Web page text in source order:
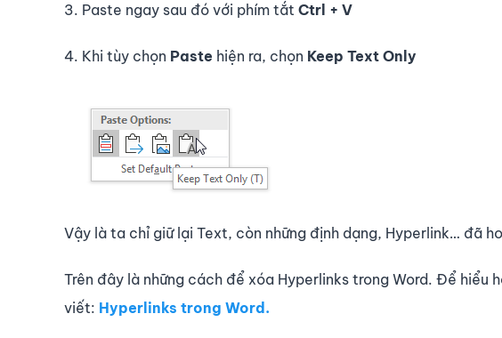
3. Paste ngay sau đó với phím tắt Ctrl + V
4. Khi tùy chọn Paste hiện ra, chọn Keep Text Only
Vậy là ta chỉ giữ lại Text, còn những định dạng, Hyperlink… đã
Trên đây là những cách để xóa Hyperlinks trong Word. Để hiểu
viết: Hyperlinks trong Word.